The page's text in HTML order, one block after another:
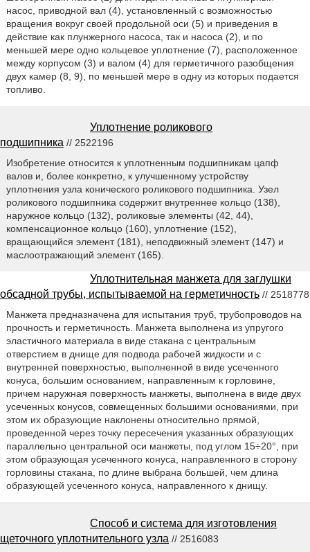
насос, приводной вал (4), установленный с возможностью
вращения вокруг своей продольной оси (5) и приведения в
действие как плунжерного насоса, так и насоса (2), и по
меньшей мере одно кольцевое уплотнение (7), расположенное
между корпусом (3) и валом (4) для герметичного разобщения
двух камер (8, 9), по меньшей мере в одну из которых подается
топливо.
Уплотнение роликового
подшипника // 2522196
Изобретение относится к уплотненным подшипникам цапф
валов и, более конкретно, к улучшенному устройству
уплотнения узла конического роликового подшипника. Узел
роликового подшипника содержит внутреннее кольцо (138),
наружное кольцо (132), роликовые элементы (42, 44),
компенсационное кольцо (160), уплотнение (152),
вращающийся элемент (181), неподвижный элемент (147) и
маслоотражающий элемент (165).
Уплотнительная манжета для заглушки
обсадной трубы, испытываемой на герметичность // 2518778
Манжета предназначена для испытания труб, трубопроводов на
прочность и герметичность. Манжета выполнена из упругого
эластичного материала в виде стакана с центральным
отверстием в днище для подвода рабочей жидкости и с
внутренней поверхностью, выполненной в виде усеченного
конуса, большим основанием, направленным к горловине,
причем наружная поверхность манжеты, выполнена в виде двух
усеченных конусов, совмещенных большими основаниями, при
этом их образующие наклонены относительно прямой,
проведенной через точку пересечения указанных образующих
параллельно центральной оси манжеты, под углом 15÷20°, при
этом образующая усеченного конуса, направленного в сторону
горловины стакана, по длине выбрана большей, чем длина
образующей усеченного конуса, направленного к днищу.
Способ и система для изготовления
щеточного уплотнительного узла // 2516083